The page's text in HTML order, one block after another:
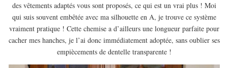
OCÉANIE
AUSTRALIE
ARTICLES PRATIQUES
des vêtements adaptés vous sont proposés, ce qui est un vrai plus ! Moi
qui suis souvent embêtée avec ma silhouette en A, je trouve ce système
vraiment pratique ! Cette chemise a d’ailleurs une longueur parfaite pour
cacher mes hanches, je l’ai donc immédiatement adoptée, sans oublier ses
empiècements de dentelle transparente !